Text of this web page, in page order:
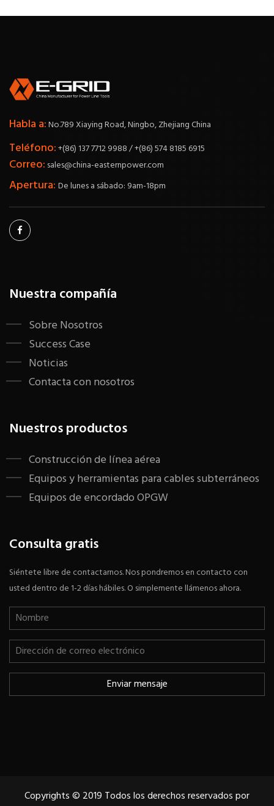
Habla a:No.789 Xiaying Road, Ningbo, Zhejiang China
Teléfono:+(86) 137 7712 9988 / +(86) 574 8185 6915
Correo: sales@china-easternpower.com
Apertura: De lunes a sábado: 9am-18pm
Nuestra compañía
Sobre Nosotros
Success Case
Noticias
Contacta con nosotros
Nuestros productos
Construcción de línea aérea
Equipos y herramientas para cables subterráneos
Equipos de encordado OPGW
Consulta gratis
Siéntete libre de contactarnos. Nos pondremos en contacto con
usted dentro de 1-2 días hábiles. O simplemente llámenos ahora.
Copyrights © 2019 Todos los derechos reservados por